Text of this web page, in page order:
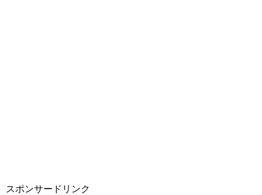
スポンサードリンク